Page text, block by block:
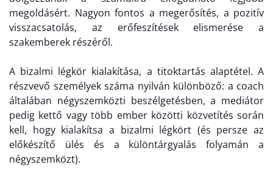
megoldásért. Nagyon fontos a megerősítés, a pozitív
visszacsatolás, az erőfeszítések elismerése a
szakemberek részéről.
A bizalmi légkör kialakítása, a titoktartás alaptétel. A
részvevő személyek száma nyilván különböző: a coach
általában négyszemközti beszélgetésben, a mediátor
pedig kettő vagy több ember közötti közvetítés során
kell, hogy kialakítsa a bizalmi légkört (és persze az
előkészítő ülés és a különtárgyalás folyamán a
négyszemközt).